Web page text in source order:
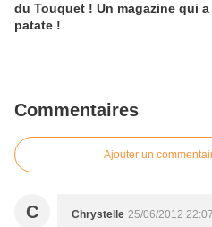
du Touquet ! Un magazine qui a
patate !
Commentaires
Ajouter un
C Chrystelle 25/06/2012 22:07